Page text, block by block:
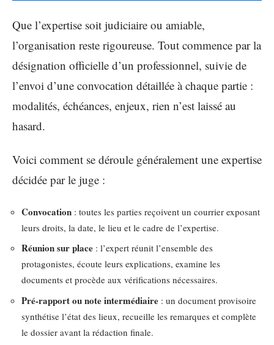
Que l’expertise soit judiciaire ou amiable,
l’organisation reste rigoureuse. Tout commence par la
désignation officielle d’un professionnel, suivie de
l’envoi d’une convocation détaillée à chaque partie :
modalités, échéances, enjeux, rien n’est laissé au
hasard.
Voici comment se déroule généralement une expertise
décidée par le juge :
Convocation : toutes les parties reçoivent un courrier exposant
leurs droits, la date, le lieu et le cadre de l’expertise.
Réunion sur place : l’expert réunit l’ensemble des
protagonistes, écoute leurs explications, examine les
documents et procède aux vérifications nécessaires.
Pré-rapport ou note intermédiaire : un document provisoire
synthétise l’état des lieux, recueille les remarques et complète
le dossier avant la rédaction finale.